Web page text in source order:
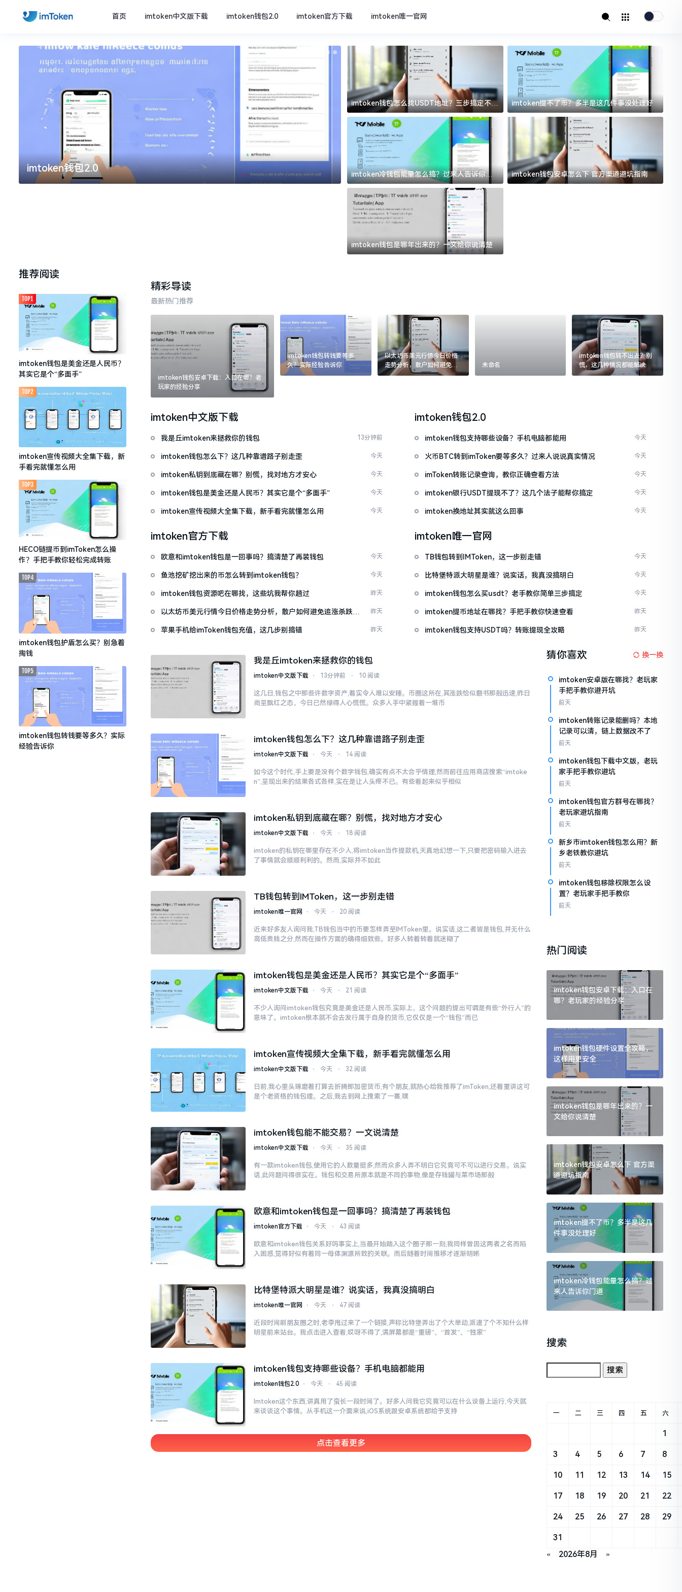
首页 imtoken中文版下载 imtoken钱包2.0 imtoken官方下载 imtoken唯一官网
imtoken钱包2.0 imtoken官方下载
imtoken钱包怎么找USDT地址？三步搞定不踩
坑
imtoken提不了币？多半是这几件事没处理好
imtoken冷钱包能量怎么搞？过来人告诉你门
道
imtoken钱包安卓怎么下 官方渠道避坑指南
imtoken钱包是哪年出来的？一文给你说清楚
推荐阅读
imtoken钱包是美金还是人民币？
其实它是个“多面手”
TOP1
imtoken宣传视频大全集下载，新
手看完就懂怎么用
TOP2
HECO链提币到imToken怎么操
作？手把手教你轻松完成转账
TOP3
imtoken钱包护盾怎么买？别急着
掏钱
TOP4
imtoken钱包转钱要等多久？实际
经验告诉你
TOP5
精彩导读
最新热门推荐
imtoken钱包安卓下载：入口在哪？老
玩家的经验分享
imtoken钱包转钱要等多
久？实际经验告诉你
以太坊币美元行情今日价格
走势分析，散户如何避免追
涨杀跌被套牢
未命名
imtoken钱包转不出去？别
慌，这几种情况都能解决
imtoken中文版下载
我是丘imtoken来拯救你的钱包 13分钟前
imtoken钱包怎么下？这几种靠谱路子别走歪 今天
imtoken私钥到底藏在哪？别慌，找对地方才安心 今天
imtoken钱包是美金还是人民币？其实它是个“多面手” 今天
imtoken宣传视频大全集下载，新手看完就懂怎么用 今天
imtoken钱包2.0
imtoken钱包支持哪些设备？手机电脑都能用 今天
火币BTC转到imToken要等多久？过来人说说真实情况 今天
imToken转账记录查询，教你正确查看方法 今天
imtoken银行USDT提现不了？这几个法子能帮你搞定 今天
imtoken换地址其实就这么回事 今天
imtoken官方下载
欧意和imtoken钱包是一回事吗？搞清楚了再装钱包 今天
鱼池挖矿挖出来的币怎么转到imtoken钱包？ 今天
imtoken钱包资源吧在哪找，这些坑我帮你趟过 昨天
以太坊币美元行情今日价格走势分析，散户如何避免追涨杀跌被
昨天
苹果手机给imToken钱包充值，这几步别搞错 昨天
imtoken唯一官网
TB钱包转到IMToken，这一步别走错 今天
比特堡特派大明星是谁？说实话，我真没搞明白 今天
imtoken钱包怎么买usdt？老手教你简单三步搞定 今天
imtoken提币地址在哪找？手把手教你快速查看 昨天
imtoken钱包支持USDT吗？转账提现全攻略 昨天
我是丘imtoken来拯救你的钱包
imtoken中文版下载 ⋅ 13分钟前 ⋅ 10 阅读
这几日,钱包之中那些许数字资产,着实令人难以安睡。币圈这所在,其涨跌恰似翻书那般迅速,昨日
尚呈飘红之态，今日已然绿得人心慌慌。众多人手中紧握着一堆币
imtoken钱包怎么下？这几种靠谱路子别走歪
imtoken中文版下载 ⋅ 今天 ⋅ 14 阅读
如今这个时代,手上要是没有个数字钱包,确实有点不太合乎情理,然而前往应用商店搜索“imtoke
n”,呈现出来的结果各式各样,实在是让人头疼不已。有些看起来似乎相似
imtoken私钥到底藏在哪？别慌，找对地方才安心
imtoken中文版下载 ⋅ 今天 ⋅ 18 阅读
imtoken的私钥在哪里存在不少人,将imtoken当作提款机,天真地幻想一下,只要把密码输入进去
了事情就会顺顺利利的。然而,实际并不如此
TB钱包转到IMToken，这一步别走错
imtoken唯一官网 ⋅ 今天 ⋅ 20 阅读
近来好多友人询问我,TB钱包当中的币要怎样弄至IMToken里。说实话,这二者皆是钱包,并无什么
高低贵贱之分,然而在操作方面的确得细致些。好多人转着转着就迷糊了
imtoken钱包是美金还是人民币？其实它是个“多面手”
imtoken中文版下载 ⋅ 今天 ⋅ 21 阅读
不少人询问imtoken钱包究竟是美金还是人民币,实际上，这个问题的提出可谓是有些“外行人”的
意味了。imtoken根本就不会去发行属于自身的货币,它仅仅是一个“钱包”而已
imtoken宣传视频大全集下载，新手看完就懂怎么用
imtoken中文版下载 ⋅ 今天 ⋅ 32 阅读
日前,我心里头琢磨着打算去折腾那加密货币,有个朋友,就热心给我推荐了imToken,还着重讲这可
是个老资格的钱包哩。之后,我去到网上搜索了一番,嘿
imtoken钱包能不能交易？一文说清楚
imtoken中文版下载 ⋅ 今天 ⋅ 35 阅读
有一款imtoken钱包,使用它的人数量挺多,然而众多人弄不明白它究竟可不可以进行交易。说实
话,此问题问得很实在。钱包和交易所原本就是不同的事物,像是存钱罐与菜市场那般
欧意和imtoken钱包是一回事吗？搞清楚了再装钱包
imtoken官方下载 ⋅ 今天 ⋅ 43 阅读
欧意和imtoken钱包关系好吗事实上,当最开始踏入这个圈子那一刻,我同样曾因这两者之名而陷
入困惑,觉得好似有着同一母体渊源所致的关联。而后随着时间推移才逐渐明晰
比特堡特派大明星是谁？说实话，我真没搞明白
imtoken唯一官网 ⋅ 今天 ⋅ 47 阅读
近段时间刷朋友圈之时,老李甩过来了一个链接,声称比特堡弄出了个大举动,派遣了个不知什么样
明星前来站台。我点击进入查看,哎呀不得了,满屏幕都是“重磅”、“首发”、“独家”
imtoken钱包支持哪些设备？手机电脑都能用
imtoken钱包2.0 ⋅ 今天 ⋅ 45 阅读
Imtoken这个东西,讲真用了蛮长一段时间了。好多人问我它究竟可以在什么设备上运行,今天就
来谈谈这个事情。从手机这一介面来说,iOS系统跟安卓系统都给予支持
点击查看更多
猜你喜欢 换一换
imtoken安卓版在哪找？老玩家
手把手教你避开坑
前天
imtoken转账记录能删吗？本地
记录可以清，链上数据改不了
前天
imtoken钱包下载中文版，老玩
家手把手教你避坑
前天
imtoken钱包官方群号在哪找？
老玩家避坑指南
前天
新乡市imtoken钱包怎么用？新
乡老铁教你避坑
前天
imtoken钱包移除权限怎么设
置？老玩家手把手教你
前天
热门阅读
imtoken钱包安卓下载：入口在
哪？老玩家的经验分享
imtoken钱包硬件设置全攻略，
这样用更安全
imtoken钱包是哪年出来的？一
文给你说清楚
imtoken钱包安卓怎么下 官方渠
道避坑指南
imtoken提不了币？多半是这几
件事没处理好
imtoken冷钱包能量怎么搞？过
来人告诉你门道
搜索
« 2026年8月 »
一 二 三 四 五 六
1
3 4 5 6 7 8
10 11 12 13 14 15
17 18 19 20 21 22
24 25 26 27 28 29
31